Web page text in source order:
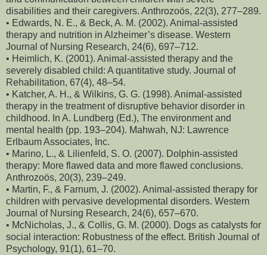
disabilities and their caregivers. Anthrozoös, 22(3), 277–289.
• Edwards, N. E., & Beck, A. M. (2002). Animal-assisted
therapy and nutrition in Alzheimer’s disease. Western
Journal of Nursing Research, 24(6), 697–712.
• Heimlich, K. (2001). Animal-assisted therapy and the
severely disabled child: A quantitative study. Journal of
Rehabilitation, 67(4), 48–54.
• Katcher, A. H., & Wilkins, G. G. (1998). Animal-assisted
therapy in the treatment of disruptive behavior disorder in
childhood. In A. Lundberg (Ed.), The environment and
mental health (pp. 193–204). Mahwah, NJ: Lawrence
Erlbaum Associates, Inc.
• Marino, L., & Lilienfeld, S. O. (2007). Dolphin-assisted
therapy: More flawed data and more flawed conclusions.
Anthrozoös, 20(3), 239–249.
• Martin, F., & Farnum, J. (2002). Animal-assisted therapy for
children with pervasive developmental disorders. Western
Journal of Nursing Research, 24(6), 657–670.
• McNicholas, J., & Collis, G. M. (2000). Dogs as catalysts for
social interaction: Robustness of the effect. British Journal of
Psychology, 91(1), 61–70.